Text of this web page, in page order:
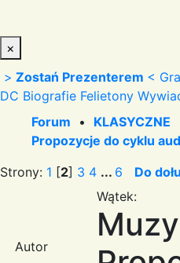
×
> Zostań Prezenterem <
DC Biografie Felietony
Forum • KLASYCZNE
Propozycje do cyklu
Strony: 1 [2] 3 4 ... 6 Do dołu
Autor
Wątek: